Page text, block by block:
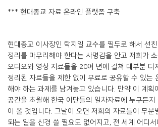
*** 현대종교 자료 온라인 플랫폼 구축
현대종교 이사장인 탁지일 교수를 필두로 해서 선
정리를 마무리해야 한다는 사명감을 안고 저희가
오디오와 영상 자료들을 20여 년에 걸쳐 대부분 디
정리된 자료들을 제한 없이 무료로 공유할 수 있는
해야 하는 과제를 남겨놓고 있습니다. 만약 이 계획
공간을 초월해 한국 이단들의 일차자료에 누구든
이 올 것입니다. 그날이 오면 저희의 자료들이 무분
되는 일을 신경 쓸 필요도 없어지고, 전 세계 어디